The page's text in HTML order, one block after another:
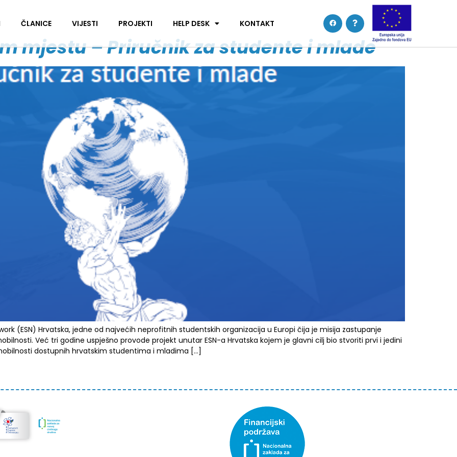
ČLANICE VIJESTI PROJEKTI HELP DESK KONTAKT
mjestu – Priručnik za studente i mlade
(ESN) Hrvatska, jedne od najvećih neprofitnih studentskih organizacija u Europi čija je misija zastupanje
Već tri godine uspješno provode projekt unutar ESN-a Hrvatska kojem je glavni cilj bio stvoriti prvi i jedini
dostupnih hrvatskim studentima i mladima […]